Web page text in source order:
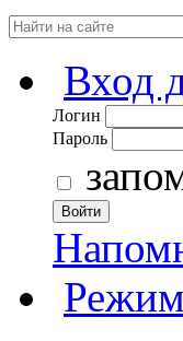
Вход
Логин
Пароль
Войти